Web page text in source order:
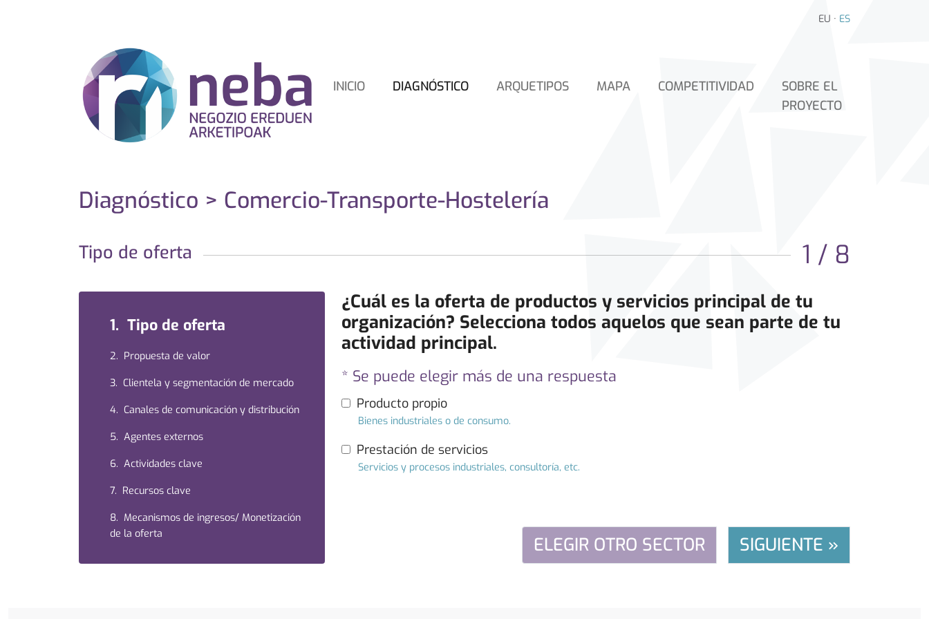
EU · ES
INICIO DIAGNÓSTICO ARQUETIPOS MAPA COMPETITIVIDAD
SOBRE EL
PROYECTO
Diagnóstico > Comercio-Transporte-Hostelería
Tipo de oferta 1 / 8
1. Tipo de oferta
2. Propuesta de valor
3. Clientela y segmentación de mercado
4. Canales de comunicación y distribución
5. Agentes externos
6. Actividades clave
7. Recursos clave
8. Mecanismos de ingresos/ Monetización
de la oferta
¿Cuál es la oferta de productos y servicios principal de tu
organización? Selecciona todos aquelos que sean parte de tu
actividad principal.
* Se puede elegir más de una respuesta
Producto propio
Bienes industriales o de consumo.
Prestación de servicios
Servicios y procesos industriales, consultoría, etc.
ELEGIR OTRO SECTOR SIGUIENTE »